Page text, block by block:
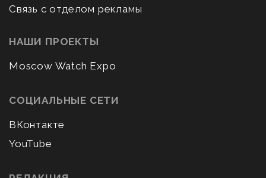
Связь с отделом рекламы
НАШИ ПРОЕКТЫ
Moscow Watch Expo
СОЦИАЛЬНЫЕ СЕТИ
ВКонтакте
YouTube